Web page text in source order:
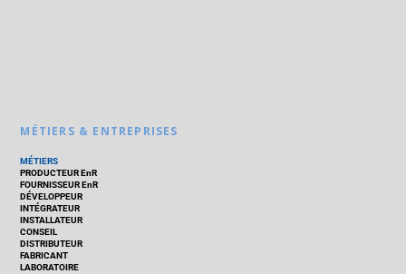
MÉTIERS & ENTREPRISES
MÉTIERS
PRODUCTEUR EnR
FOURNISSEUR EnR
DÉVELOPPEUR
INTÉGRATEUR
INSTALLATEUR
CONSEIL
DISTRIBUTEUR
FABRICANT
LABORATOIRE